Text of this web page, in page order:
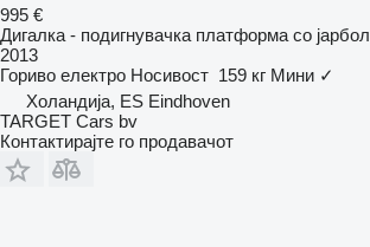
995 €
Дигалка - подигнувачка платформа со јарбол
2013
Гориво електро Носивост 159 кг Мини ✓
Холандија, ES Eindhoven
TARGET Cars bv
Контактирајте го продавачот